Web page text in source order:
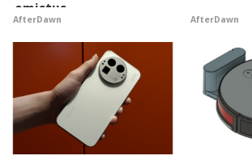
omistus
AfterDawn AfterDawn